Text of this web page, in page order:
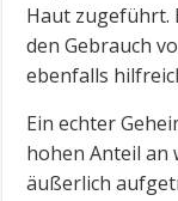
Haut zugeführt.
den Gebrauch
ebenfalls
Ein echter
hohen Anteil an
äußerlich